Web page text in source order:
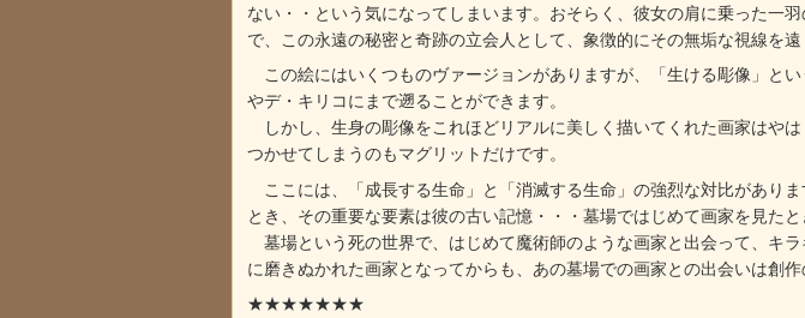
ない・・という気になってしまいます。おそらく、彼女の肩に乗った一
で、この永遠の秘密と奇跡の立会人として、象徴的にその無垢な視線を遠
この絵にはいくつものヴァージョンがありますが、「生ける彫像」と
やデ・キリコにまで遡ることができます。
しかし、生身の彫像をこれほどリアルに美しく描いてくれた画家はや
つかせてしまうのもマグリットだけです。
ここには、「成長する生命」と「消滅する生命」の強烈な対比があり
とき、その重要な要素は彼の古い記憶・・・墓場ではじめて画家を見た
墓場という死の世界で、はじめて魔術師のような画家と出会って、キ
に磨きぬかれた画家となってからも、あの墓場での画家との出会いは創
★★★★★★★